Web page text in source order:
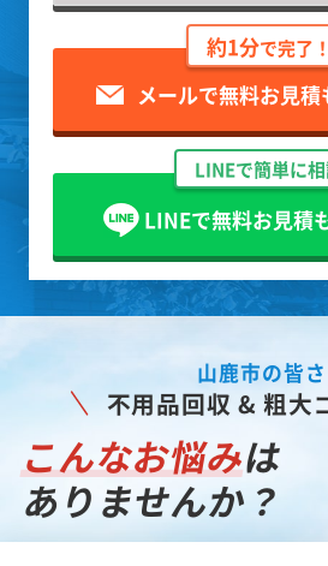
約1分で完了！
メールで無料お見
LINEで簡単に
LINEで無料お見積
山鹿市の皆
不用品回収 & 粗大
こんなお悩みは
ありませんか？